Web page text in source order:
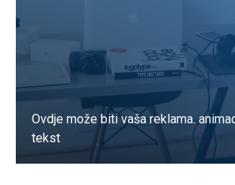
Ovdje može biti vaša reklama.
tekst